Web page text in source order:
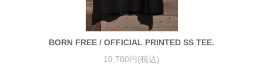
BORN FREE / OFFICIAL PRINTED SS TEE.
10,780円(税込)